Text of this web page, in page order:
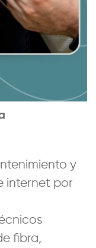
y
internet por
fibra,